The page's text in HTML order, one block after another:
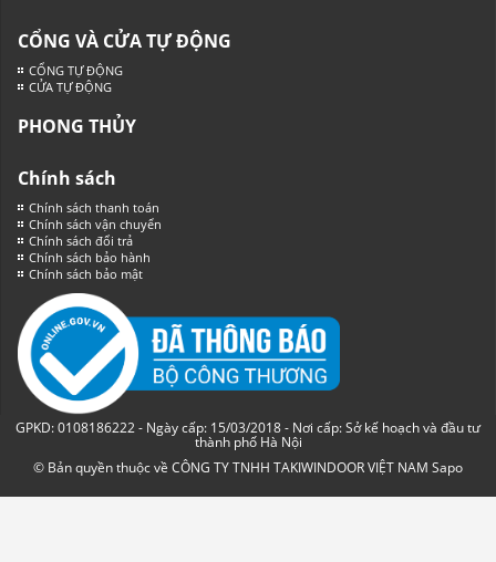
CỔNG VÀ CỬA TỰ ĐỘNG
CỔNG TỰ ĐỘNG
CỬA TỰ ĐỘNG
PHONG THỦY
Chính sách
Chính sách thanh toán
Chính sách vận chuyển
Chính sách đổi trả
Chính sách bảo hành
Chính sách bảo mật
GPKD: 0108186222 - Ngày cấp: 15/03/2018 - Nơi cấp: Sở kế hoạch và đầu tư
thành phố Hà Nội
© Bản quyền thuộc về CÔNG TY TNHH TAKIWINDOOR VIỆT NAM Sapo